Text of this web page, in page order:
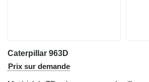
Caterpillar 963D
Prix sur demande